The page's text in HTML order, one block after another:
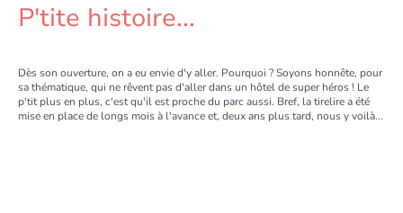
P'tite histoire...
Dès son ouverture, on a eu envie d'y aller. Pourquoi ? Soyons honnête, pour
sa thématique, qui ne rêvent pas d'aller dans un hôtel de super héros ! Le
p'tit plus en plus, c'est qu'il est proche du parc aussi. Bref, la tirelire a été
mise en place de longs mois à l'avance et, deux ans plus tard, nous y voilà...